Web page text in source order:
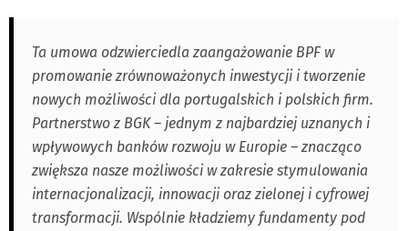
Ta umowa odzwierciedla zaangażowanie BPF w
promowanie zrównoważonych inwestycji i tworzenie
nowych możliwości dla portugalskich i polskich firm.
Partnerstwo z BGK – jednym z najbardziej uznanych i
wpływowych banków rozwoju w Europie – znacząco
zwiększa nasze możliwości w zakresie stymulowania
internacjonalizacji, innowacji oraz zielonej i cyfrowej
transformacji. Wspólnie kładziemy fundamenty pod